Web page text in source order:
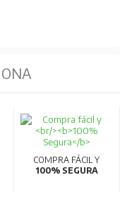
COMPRA FÁCIL Y
100% SEGURA